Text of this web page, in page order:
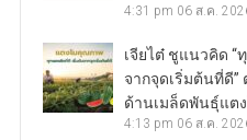
4:31 pm 06 ส.ค.
เจียไต๋ ชูแนวคิด “
จากจุดเริ่มต้นที่ดี
ด้านเมล็ดพันธุ์แต
4:13 pm 06 ส.ค.